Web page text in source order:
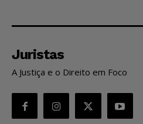
Juristas
A Justiça e o Direito em Foco